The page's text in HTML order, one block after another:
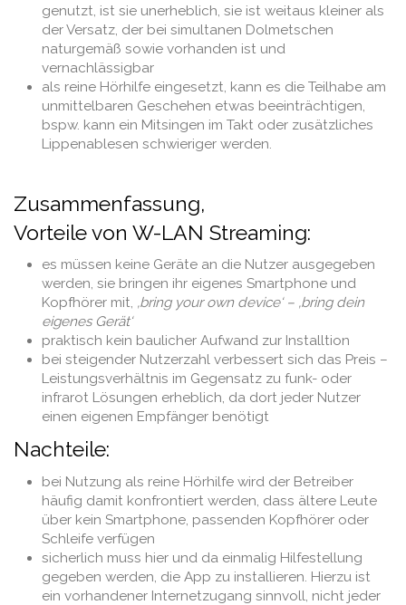
genutzt, ist sie unerheblich, sie ist weitaus kleiner als
der Versatz, der bei simultanen Dolmetschen
naturgemäß sowie vorhanden ist und
vernachlässigbar
als reine Hörhilfe eingesetzt, kann es die Teilhabe am
unmittelbaren Geschehen etwas beeinträchtigen,
bspw. kann ein Mitsingen im Takt oder zusätzliches
Lippenablesen schwieriger werden.
Zusammenfassung,
Vorteile von W-LAN Streaming:
es müssen keine Geräte an die Nutzer ausgegeben
werden, sie bringen ihr eigenes Smartphone und
Kopfhörer mit, ‚bring your own device‘ – ‚bring dein
eigenes Gerät‘
praktisch kein baulicher Aufwand zur Installtion
bei steigender Nutzerzahl verbessert sich das Preis –
Leistungsverhältnis im Gegensatz zu funk- oder
infrarot Lösungen erheblich, da dort jeder Nutzer
einen eigenen Empfänger benötigt
Nachteile:
bei Nutzung als reine Hörhilfe wird der Betreiber
häufig damit konfrontiert werden, dass ältere Leute
über kein Smartphone, passenden Kopfhörer oder
Schleife verfügen
sicherlich muss hier und da einmalig Hilfestellung
gegeben werden, die App zu installieren. Hierzu ist
ein vorhandener Internetzugang sinnvoll, nicht jeder